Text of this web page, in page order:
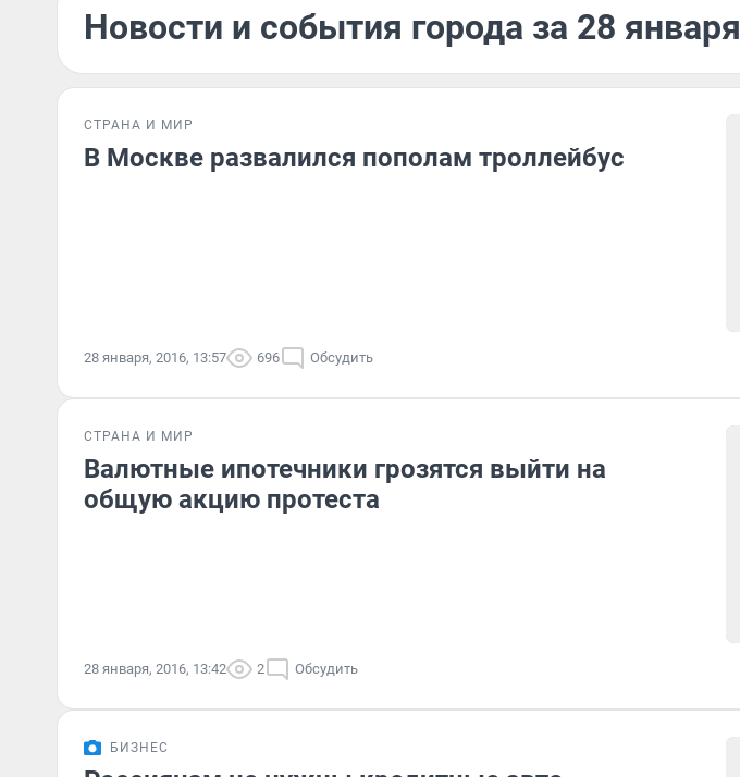
Новости и события города за 28
СТРАНА И МИР
В Москве развалился пополам троллейбус
28 января, 2016, 13:57 696 Обсудить
СТРАНА И МИР
Валютные ипотечники грозятся выйти на
общую акцию протеста
28 января, 2016, 13:42 2 Обсудить
БИЗНЕС